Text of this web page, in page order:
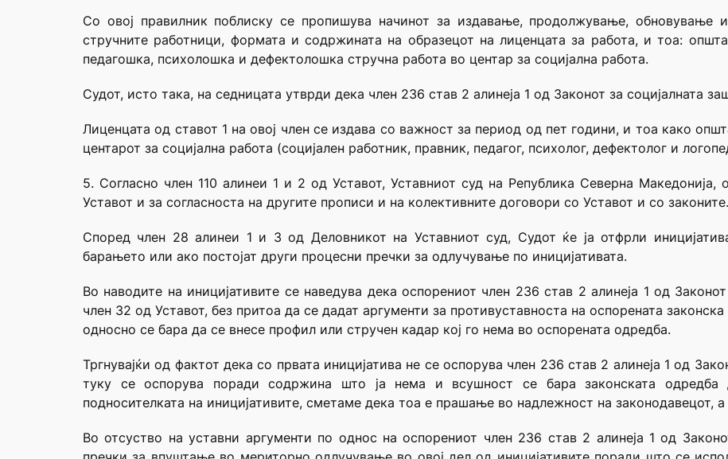
Со овој правилник поблиску се пропишува начинот за издавање, продолжување, обновување
стручните работници, формата и содржината на образецот на лиценцата за работа, и тоа:
педагошка, психолошка и дефектолошка стручна работа во центар за социјална работа.
Судот, исто така, на седницата утврди дека член 236 став 2 алинеја 1 од Законот за социјалната
Лиценцата од ставот 1 на овој член се издава со важност за период од пет години, и тоа како
центарот за социјална работа (социјален работник, правник, педагог, психолог, дефектолог и
5. Согласно член 110 алинеи 1 и 2 од Уставот, Уставниот суд на Република Северна Македонија,
Уставот и за согласноста на другите прописи и на колективните договори со Уставот и со законите.
Според член 28 алинеи 1 и 3 од Деловникот на Уставниот суд, Судот ќе ја отфрли
барањето или ако постојат други процесни пречки за одлучување по иницијативата.
Во наводите на иницијативите се наведува дека оспорениот член 236 став 2 алинеја 1 од
член 32 од Уставот, без притоа да се дадат аргументи за противуставноста на оспорената
односно се бара да се внесе профил или стручен кадар кој го нема во оспорената одредба.
Тргнувајќи од фактот дека со првата иницијатива не се оспорува член 236 став 2 алинеја 1 од
туку се оспорува поради содржина што ја нема и всушност се бара законската
подносителката на иницијативите, сметаме дека тоа е прашање во надлежност на законодавецот, а
Во отсуство на уставни аргументи по однос на оспорениот член 236 став 2 алинеја 1 од